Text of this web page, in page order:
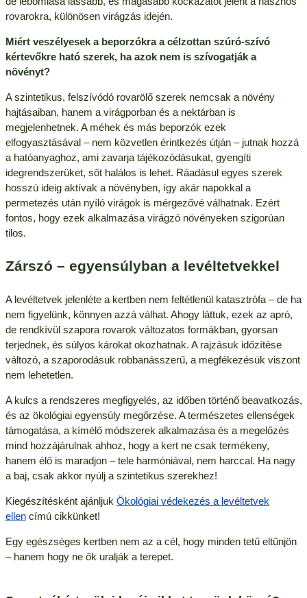
rovarokra, különösen virágzás idején.
Miért veszélyesek a beporzókra a célzottan szúró-szívó
kértevőkre ható szerek, ha azok nem is szívogatják a
növényt?
A szintetikus, felszívódó rovarölő szerek nemcsak a növény
hajtásaiban, hanem a virágporban és a nektárban is
megjelenhetnek. A méhek és más beporzók ezek
elfogyasztásával – nem közvetlen érintkezés útján – jutnak hozzá
a hatóanyaghoz, ami zavarja tájékozódásukat, gyengíti
idegrendszerüket, sőt halálos is lehet. Ráadásul egyes szerek
hosszú ideig aktívak a növényben, így akár napokkal a
permetezés után nyíló virágok is mérgezővé válhatnak. Ezért
fontos, hogy ezek alkalmazása virágzó növényeken szigorúan
tilos.
Zárszó – egyensúlyban a levéltetvekkel
A levéltetvek jelenléte a kertben nem feltétlenül katasztrófa – de ha
nem figyelünk, könnyen azzá válhat. Ahogy láttuk, ezek az apró,
de rendkívül szapora rovarok változatos formákban, gyorsan
terjednek, és súlyos károkat okozhatnak. A rajzásuk időzítése
változó, a szaporodásuk robbanásszerű, a megfékezésük viszont
nem lehetetlen.
A kulcs a rendszeres megfigyelés, az időben történő beavatkozás,
és az ökológiai egyensúly megőrzése. A természetes ellenségek
támogatása, a kímélő módszerek alkalmazása és a megelőzés
mind hozzájárulnak ahhoz, hogy a kert ne csak termékeny,
hanem élő is maradjon – tele harmóniával, nem harccal. Ha nagy
a baj, csak akkor nyúlj a szintetikus szerekhez!
Kiegészítésként ajánljuk Ökológiai védekezés a levéltetvek
ellencímú cikkünket!
Egy egészséges kertben nem az a cél, hogy minden tetű eltűnjön
– hanem hogy ne ők uralják a terepet.